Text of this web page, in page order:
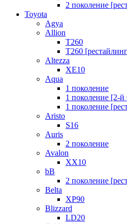
2 поколение
Toyota
Agya
Allion
T260
T260
Altezza
XE10
Aqua
1 поколение
1 поколение [2-й
1 поколение
Aristo
S16
Auris
2 поколение
Avalon
XX10
bB
2 поколение
Belta
XP90
Blizzard
LD20